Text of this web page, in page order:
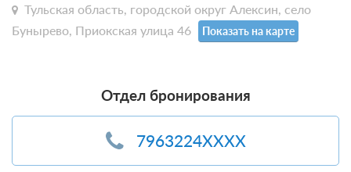
Тульская область, городской округ Алексин, село
Бунырево, Приокская улица 46
Показать на карте
Отдел бронирования
7963224XXXX